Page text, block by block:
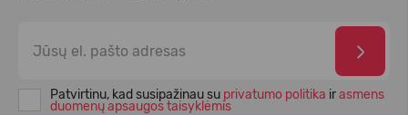
Patvirtinu, kad susipažinau su privatumo politika irasmens
duomenų apsaugos taisyklėmis